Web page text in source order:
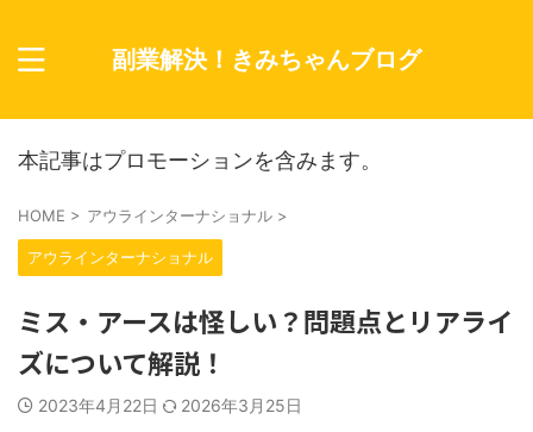
副業解決！きみちゃんブログ
本記事はプロモーションを含みます。
HOME > アウラインターナショナル >
アウラインターナショナル
ミス・アースは怪しい？問題点とリアライ
ズについて解説！
2023年4月22日 2026年3月25日